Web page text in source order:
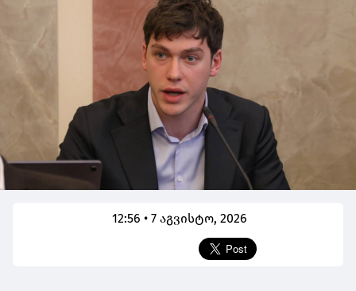
12:56 • 7 აგვისტო, 2026